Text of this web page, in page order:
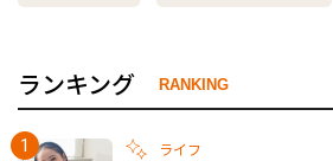
ランキング RANKING
ライフ